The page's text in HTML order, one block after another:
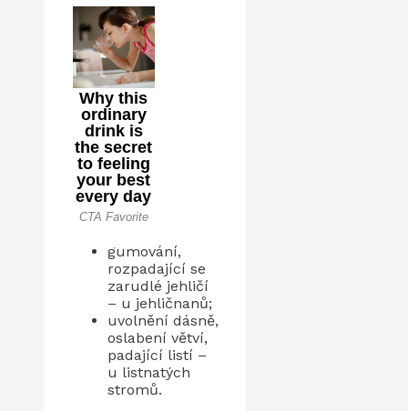
gumování,
rozpadající se
zarudlé jehličí
– u jehličnanů;
uvolnění dásně,
oslabení větví,
padající listí –
u listnatých
stromů.